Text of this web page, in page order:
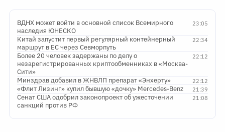
23:05
ВДНХ может войти в основной список Всемирного
наследия ЮНЕСКО
22:34
Китай запустит первый регулярный контейнерный
маршрут в ЕС через Севморпуть
22:12
Более 20 человек задержаны по делу о
незарегистрированных криптообменниках в «Москва-
Сити»
22:12
Минздрав добавил в ЖНВЛП препарат «Энхерту»
21:39
«Флит Лизинг» купил бывшую «дочку» Mercedes-Benz
21:08
Сенат США одобрил законопроект об ужесточении
санкций против РФ